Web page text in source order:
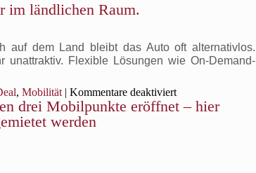
im ländlichen Raum.
auf dem Land bleibt das Auto oft alternativlos.
unattraktiv. Flexible Lösungen wie On-Demand-
, Mobilität | Kommentare deaktiviertfür
Mobilitätswende
drei Mobilpunkte eröffnet – hier
werden